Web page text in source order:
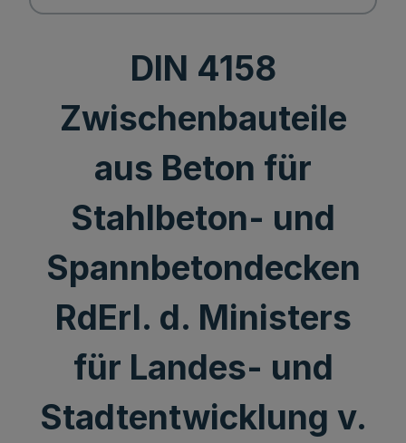
DIN 4158
Zwischenbauteile
aus Beton für
Stahlbeton- und
Spannbetondecken
RdErl. d. Ministers
für Landes- und
Stadtentwicklung v.